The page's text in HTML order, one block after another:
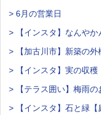
> 6月の営業日
> 【インスタ】なんやか
> 【加古川市】新築の外
> 【インスタ】実の収穫
> 【テラス囲い】梅雨の
> 【インスタ】石と緑【